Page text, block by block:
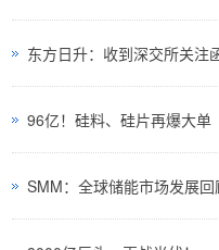
东方日升：收到深交所关注
96亿！硅料、硅片再爆大单
SMM：全球储能市场发展回